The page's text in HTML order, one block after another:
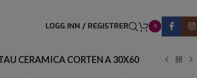
LOGG INN / REGISTRER 0
CERAMICA CORTEN A 30X60